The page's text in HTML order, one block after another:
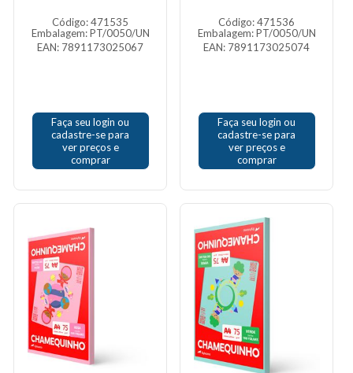
Código: 471535
Embalagem: PT/0050/UN
EAN: 7891173025067
Faça seu login ou
cadastre-se para
ver preços e
comprar
Código: 471536
Embalagem: PT/0050/UN
EAN: 7891173025074
Faça seu login ou
cadastre-se para
ver preços e
comprar